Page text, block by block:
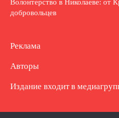
Волонтерство в Николаеве: от
добровольцев
Реклама
Авторы
Издание входит в